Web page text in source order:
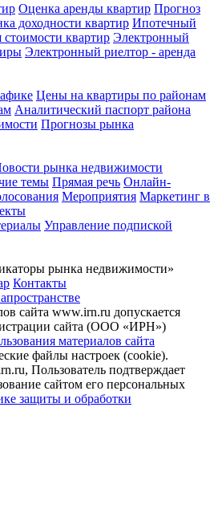
Оценка аренды квартир Прогноз
доходности квартир Ипотечный
квартир Электронный
Электронный риелтор - аренда
Цены на квартиры по районам
Аналитический паспорт района
Прогнозы рынка
рынка недвижимости
темы Прямая речь Онлайн-
Мероприятия Маркетинг в
Управление подпиской
рынка недвижимости»
Контакты
сайта www.irn.ru допускается
сайта (ООО «ИРН»)
материалов сайта
файлы настроек (cookie).
Пользователь подтверждает
сайтом его персональных
защиты и обработки